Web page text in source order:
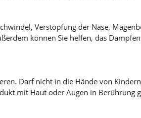
Verstopfung der Nase,
können Sie helfen, das
Darf nicht in die Hände von
mit Haut oder Augen in Berührung